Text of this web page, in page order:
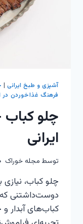
آشپزی و طبخ ایرانی|
فرهنگ غذاخوردن در
چلو
ایرانی
توسط مجله خوراک
چلو کباب،
دوست‌داشتنی که
کباب‌های آبدار و